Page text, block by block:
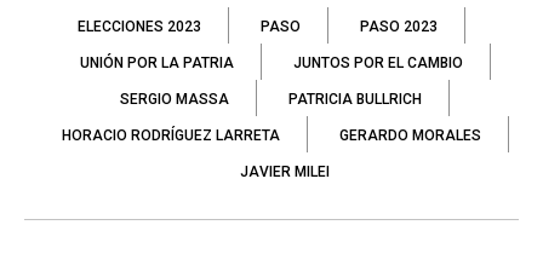
ELECCIONES 2023 PASO PASO 2023
UNIÓN POR LA PATRIA JUNTOS POR EL CAMBIO
SERGIO MASSA PATRICIA BULLRICH
HORACIO RODRÍGUEZ LARRETA GERARDO MORALES
JAVIER MILEI